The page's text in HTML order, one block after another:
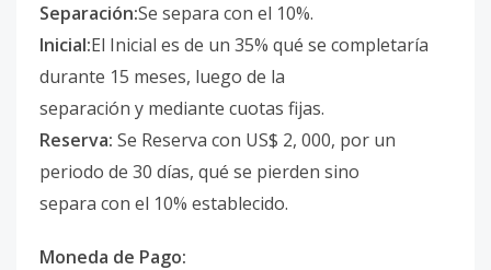
Separación:Se separa con el 10%.
Inicial:El Inicial es de un 35% qué se completaría
durante 15 meses, luego de la
separación y mediante cuotas fijas.
Reserva: Se Reserva con US$ 2, 000, por un
periodo de 30 días, qué se pierden sino
separa con el 10% establecido.
Moneda de Pago: